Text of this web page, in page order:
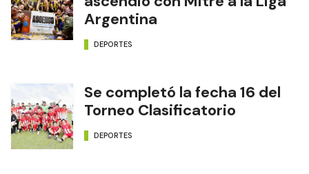
Argentina
DEPORTES
Se completó la fecha 16 del
Torneo Clasificatorio
DEPORTES